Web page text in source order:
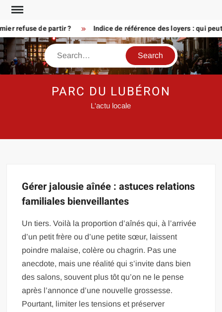
Skip
contentrefuse de partir ? Indice de référence des loyers : qui
Search
PARC DU LUBÉRON
L'actu locale
Gérer jalousie aînée : astuces relations
familiales bienveillantes
Un tiers. Voilà la proportion d’aînés qui, à l’arrivée
d’un petit frère ou d’une petite sœur, laissent
poindre malaise, colère ou chagrin. Pas une
anecdote, mais une réalité qui s’invite dans bien
des salons, souvent plus tôt qu’on ne le pense
après l’annonce d’une nouvelle grossesse.
Pourtant, limiter les tensions et préserver